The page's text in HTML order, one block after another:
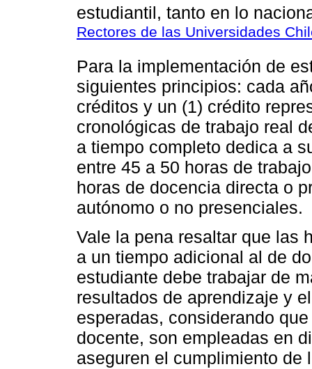
estudiantil, tanto en lo
Rectores de las Universidades
Para la implementación de
siguientes principios: cada
créditos y un (1) crédito
cronológicas de trabajo real
a tiempo completo dedica a
entre 45 a 50 horas de
horas de docencia directa o
autónomo o no presenciales.
Vale la pena resaltar que las
a un tiempo adicional al de
estudiante debe trabajar de
resultados de aprendizaje y
esperadas, considerando
docente, son empleadas en
aseguren el cumplimiento de